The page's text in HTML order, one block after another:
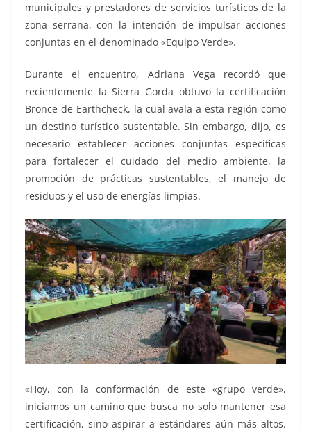
municipales y prestadores de servicios turísticos de la
zona serrana, con la intención de impulsar acciones
conjuntas en el denominado «Equipo Verde».
Durante el encuentro, Adriana Vega recordó que
recientemente la Sierra Gorda obtuvo la certificación
Bronce de Earthcheck, la cual avala a esta región como
un destino turístico sustentable. Sin embargo, dijo, es
necesario establecer acciones conjuntas específicas
para fortalecer el cuidado del medio ambiente, la
promoción de prácticas sustentables, el manejo de
residuos y el uso de energías limpias.
«Hoy, con la conformación de este «grupo verde»,
iniciamos un camino que busca no solo mantener esa
certificación, sino aspirar a estándares aún más altos.